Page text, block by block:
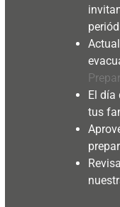
El día
tus